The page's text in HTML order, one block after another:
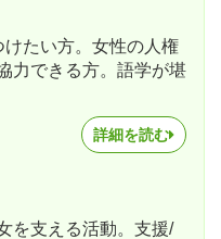
たい方。女性の人権
力できる方。語学が堪
詳細を読む
を支える活動。支援/